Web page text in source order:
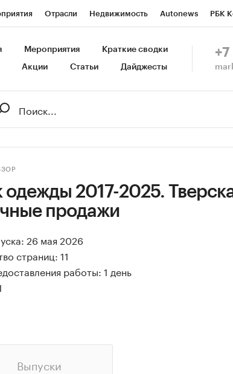
Отрасли Недвижимость Autonews РБК
Газета Спецпроекты СПб Конференции
Мероприятия Краткие сводки
Акции Статьи Дайджесты
одежды 2017-2025.
продажи
26 мая 2026
страниц: 11
работы: 1 день
Выпуски